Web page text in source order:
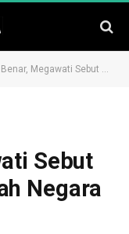
Megawati Sebut Guru Honorer Sampah Negara
Sebut
Negara